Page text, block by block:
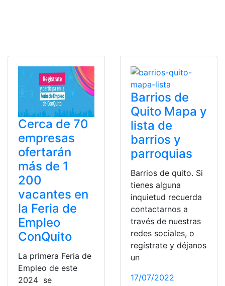
Cerca de 70
empresas
ofertarán
más de 1
200
vacantes en
la Feria de
Empleo
ConQuito
La primera Feria de
Empleo de este
2024 se
Barrios de
Quito Mapa y
lista de
barrios y
parroquias
Barrios de quito. Si
tienes alguna
inquietud recuerda
contactarnos a
través de nuestras
redes sociales, o
regístrate y déjanos
un
17/07/2022